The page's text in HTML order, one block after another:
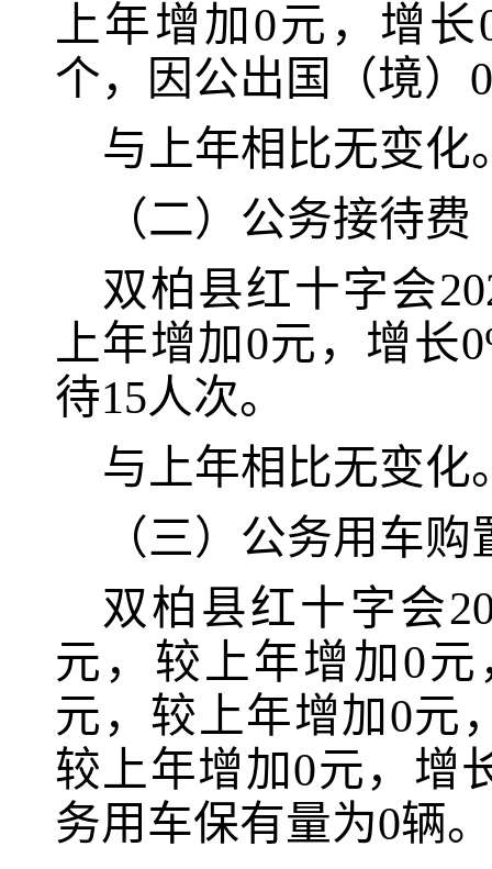
上年增加0元 ， 增长
个，因公出国（境） 0
与上年相比无变化
（二）公务接待费
双柏县红十字会
上年增加0元 ， 增长0
待15人次。
与上年相比无变化
（三）公务用车
双柏县红十字会
元 ，较上年增加0元
元 ，较上年增加0元
较上年增加0元 ， 增
务用车保有量为0辆。